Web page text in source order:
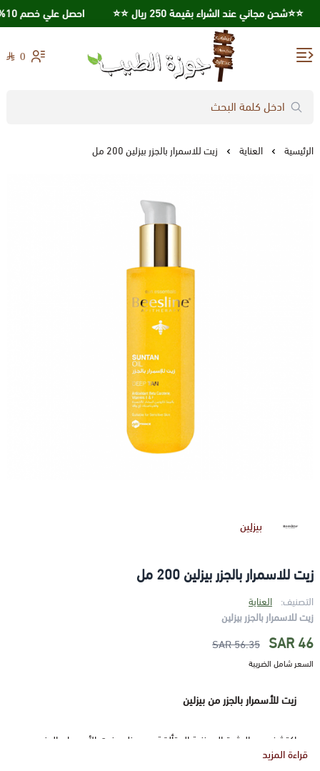
⭐️⭐️شحن مجاني عند الشراء بقيمة 250 ريال ⭐️⭐️ احصل علي خصم 10% عند استخدامك كود خصم KSA95
جوزة الطيب 0
الرئيسية العناية زيت للاسمرار بالجزر بيزلين 200 مل
بيزلين
زيت للاسمرار بالجزر بيزلين 200 مل
التصنيف:
العناية
زيت للاسمرار بالجزر بيزلين
46 SAR
56.35 SAR
السعر شامل الضريبة
زيت للأسمرار بالجزر من بيزلين
اكتشف سر البشرة البرونزية المتألقة مع بيزلين زيت الأسمرار بالجزر،
قراءة المزيد